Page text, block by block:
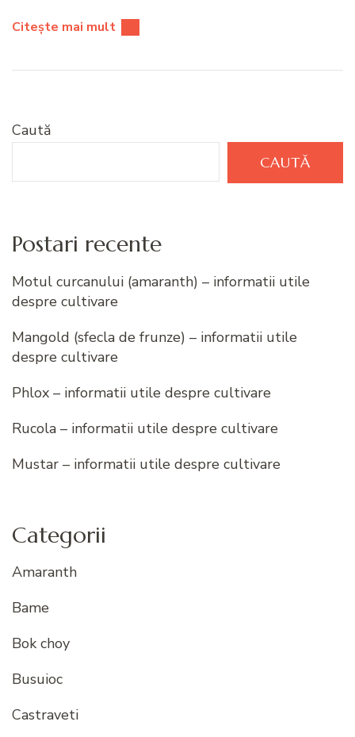
Citește mai mult
Caută
CAUTĂ
Postari recente
Motul curcanului (amaranth) – informatii utile
despre cultivare
Mangold (sfecla de frunze) – informatii utile
despre cultivare
Phlox – informatii utile despre cultivare
Rucola – informatii utile despre cultivare
Mustar – informatii utile despre cultivare
Categorii
Amaranth
Bame
Bok choy
Busuioc
Castraveti